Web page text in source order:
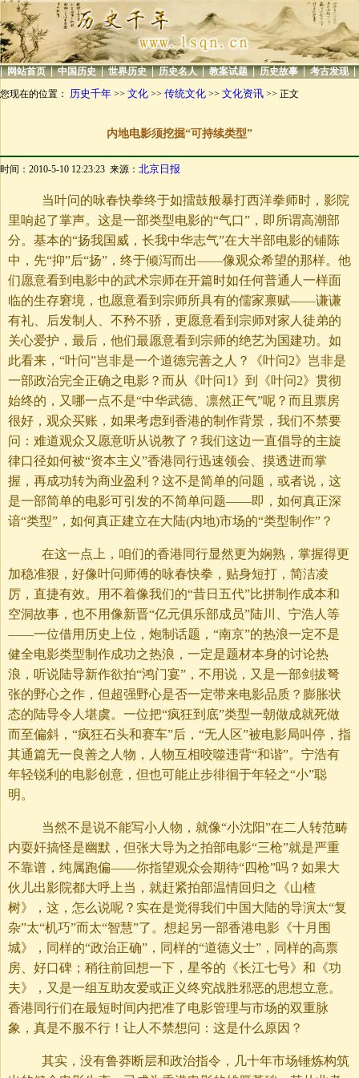
| 网站首页 | 中国历史 | 世界历史 | 历史名人 | 教案试题 | 历史故事 | 考古发现 |
您现在的位置： 历史千年 >> 文化 >> 传统文化 >> 文化资讯 >> 正文
内地电影须挖掘“可持续类型”
时间：2010-5-10 12:23:23 来源： 北京日报
当叶问的咏春快拳终于如擂鼓般暴打西洋拳师时，影院
里响起了掌声。这是一部类型电影的“气口”，即所谓高潮部
分。基本的“扬我国威，长我中华志气”在大半部电影的铺陈
中，先“抑”后“扬”，终于倾泻而出——像观众希望的那样。他
们愿意看到电影中的武术宗师在开篇时如任何普通人一样面
临的生存窘境，也愿意看到宗师所具有的儒家禀赋——谦谦
有礼、后发制人、不矜不骄，更愿意看到宗师对家人徒弟的
关心爱护，最后，他们最愿意看到宗师的绝艺为国建功。如
此看来，“叶问”岂非是一个道德完善之人？《叶问2》岂非是
一部政治完全正确之电影？而从《叶问1》到《叶问2》贯彻
始终的，又哪一点不是“中华武德、凛然正气”呢？而且票房
很好，观众买账，如果考虑到香港的制作背景，我们不禁要
问：难道观众又愿意听从说教了？我们这边一直倡导的主旋
律口径如何被“资本主义”香港同行迅速领会、摸透进而掌
握，再成功转为商业盈利？这不是简单的问题，或者说，这
是一部简单的电影可引发的不简单问题——即，如何真正深
谙“类型”，如何真正建立在大陆(内地)市场的“类型制作”？
在这一点上，咱们的香港同行显然更为娴熟，掌握得更
加稳准狠，好像叶问师傅的咏春快拳，贴身短打，简洁凌
厉，直捷有效。用不着像我们的“昔日五代”比拼制作成本和
空洞故事，也不用像新晋“亿元俱乐部成员”陆川、宁浩人等
——一位借用历史上位，炮制话题，“南京”的热浪一定不是
健全电影类型制作成功之热浪，一定是题材本身的讨论热
浪，听说陆导新作欲拍“鸿门宴”，不用说，又是一部剑拔弩
张的野心之作，但超强野心是否一定带来电影品质？膨胀状
态的陆导令人堪虞。一位把“疯狂到底”类型一朝做成就死做
而至偏斜，“疯狂石头和赛车”后，“无人区”被电影局叫停，指
其通篇无一良善之人物，人物互相咬噬违背“和谐”。宁浩有
年轻锐利的电影创意，但也可能止步徘徊于年轻之“小”聪
明。
当然不是说不能写小人物，就像“小沈阳”在二人转范畴
内耍奸搞怪是幽默，但张大导为之拍部电影“三枪”就是严重
不靠谱，纯属跑偏——你指望观众会期待“四枪”吗？如果大
伙儿出影院都大呼上当，就赶紧拍部温情回归之《山楂
树》，这，怎么说呢？实在是觉得我们中国大陆的导演太“复
杂”太“机巧”而太“智慧”了。想起另一部香港电影《十月围
城》，同样的“政治正确”，同样的“道德义士”，同样的高票
房、好口碑；稍往前回想一下，星爷的《长江七号》和《功
夫》，又是一组互助友爱或正义终究战胜邪恶的思想立意。
香港同行们在最短时间内把准了电影管理与市场的双重脉
象，真是不服不行！让人不禁想问：这是什么原因？
其实，没有鲁莽断层和政治指令，几十年市场锤炼构筑